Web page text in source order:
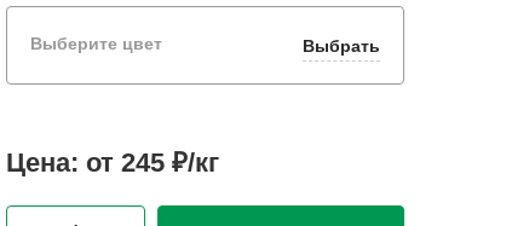
Выберите цвет Выбрать
Цена: от 245 ₽/кг